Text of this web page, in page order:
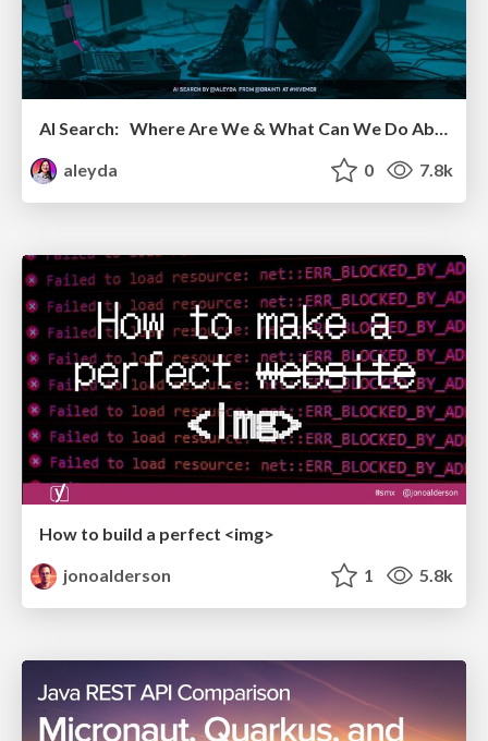
AI Search: Where Are We & What Can We Do About It?
aleyda
0 7.8k
How to build a perfect <img>
jonoalderson
1 5.8k